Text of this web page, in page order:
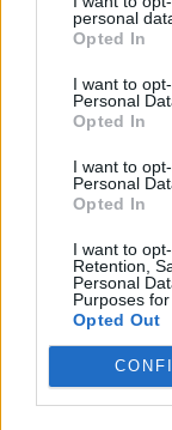
personal
Opted In
I want to
Personal
Opted In
I want to
Personal
Opted In
I want to
Retention,
Personal
Purposes
Opted Out
grįžusi Karina
įvardijo
Šiuo metu